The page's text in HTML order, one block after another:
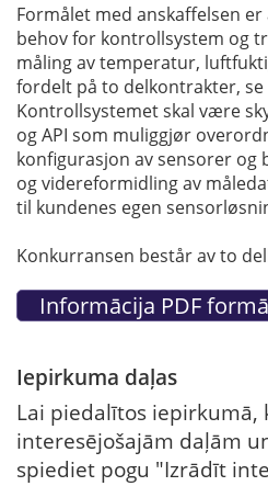
Formålet med anskaffelsen
behov for kontrollsystem og
måling av temperatur,
fordelt på to delkontrakter, se
Kontrollsystemet skal være
og API som muliggjør
konfigurasjon av sensorer og
og videreformidling av
til kundenes egen
Konkurransen består av to
Iepirkuma daļas
Lai piedalītos iepirkumā,
interesējošajām daļām
spiediet pogu "Izrādīt